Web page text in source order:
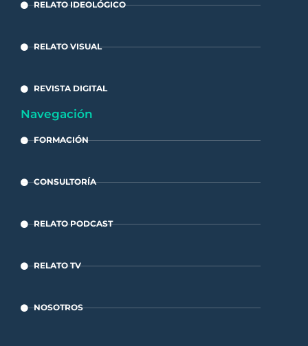
RELATO IDEOLÓGICO
RELATO VISUAL
REVISTA DIGITAL
Navegación
FORMACIÓN
CONSULTORÍA
RELATO PODCAST
RELATO TV
NOSOTROS